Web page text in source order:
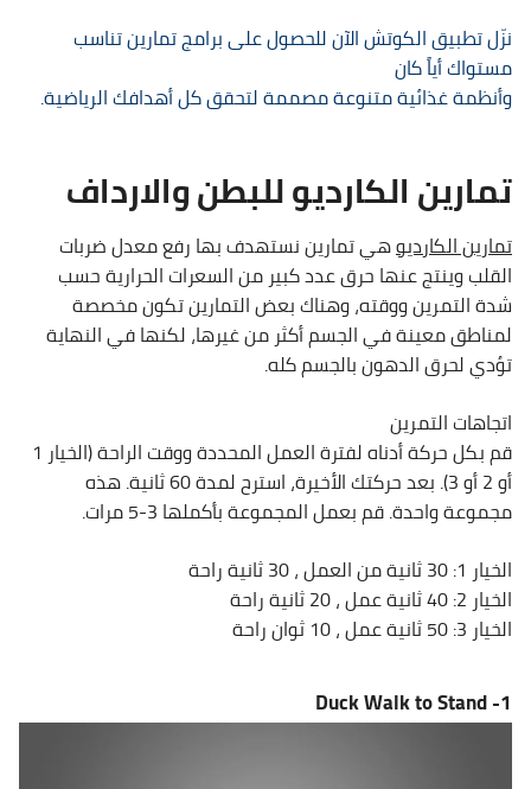
نزّل تطبيق الكوتش الآن للحصول على برامج تمارين تناسب
مستواك أياً كان
وأنظمة غذائية متنوعة مصممة لتحقق كل أهدافك الرياضية.
تمارين الكارديو للبطن والارداف
تمارين الكارديوهي تمارين نستهدف بها رفع معدل ضربات
القلب وينتج عنها حرق عدد كبير من السعرات الحرارية حسب
شدة التمرين ووقته، وهناك بعض التمارين تكون مخصصة
لمناطق معينة في الجسم أكثر من غيرها، لكنها في النهاية
تؤدي لحرق الدهون بالجسم كله.
اتجاهات التمرين
قم بكل حركة أدناه لفترة العمل المحددة ووقت الراحة (الخيار 1
أو 2 أو 3). بعد حركتك الأخيرة، استرح لمدة 60 ثانية. هذه
مجموعة واحدة. قم بعمل المجموعة بأكملها 3-5 مرات.
الخيار 1: 30 ثانية من العمل ، 30 ثانية راحة
الخيار 2: 40 ثانية عمل ، 20 ثانية راحة
الخيار 3: 50 ثانية عمل ، 10 ثوان راحة
1-
Duck Walk to Stand